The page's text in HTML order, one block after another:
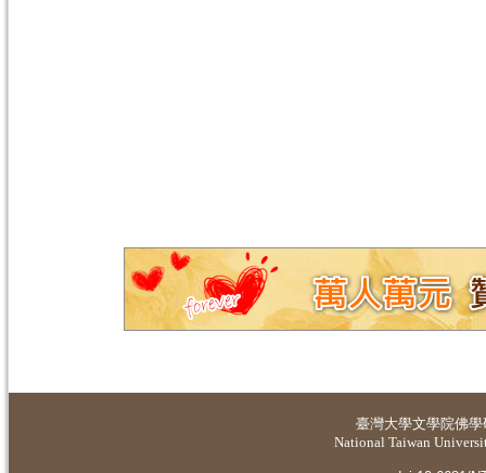
臺灣大學文學院佛
National Taiwan